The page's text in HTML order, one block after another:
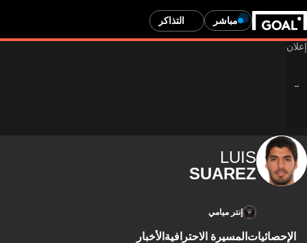
مباشر التذاكر
LUIS
SUAREZ
إنتر ميامي
الإحصائيات المسيرة الاحترافية الأخبار